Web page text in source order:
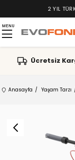
MENU
Ücretsiz
Anasayfa Yaşam Tarzı